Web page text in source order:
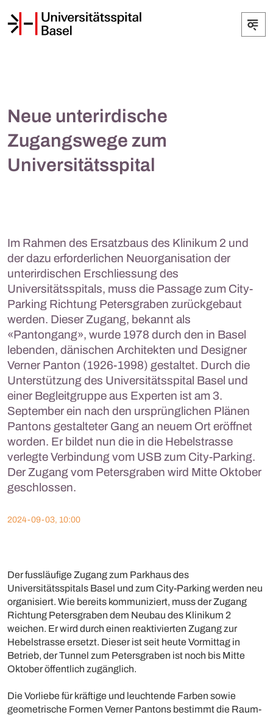
Neue unterirdische
Zugangswege zum
Universitätsspital
Im Rahmen des Ersatzbaus des Klinikum 2 und
der dazu erforderlichen Neuorganisation der
unterirdischen Erschliessung des
Universitätsspitals, muss die Passage zum City-
Parking Richtung Petersgraben zurückgebaut
werden. Dieser Zugang, bekannt als
«Pantongang», wurde 1978 durch den in Basel
lebenden, dänischen Architekten und Designer
Verner Panton (1926-1998) gestaltet. Durch die
Unterstützung des Universitätsspital Basel und
einer Begleitgruppe aus Experten ist am 3.
September ein nach den ursprünglichen Plänen
Pantons gestalteter Gang an neuem Ort eröffnet
worden. Er bildet nun die in die Hebelstrasse
verlegte Verbindung vom USB zum City-Parking.
Der Zugang vom Petersgraben wird Mitte Oktober
geschlossen.
2024-09-03, 10:00
Der fussläufige Zugang zum Parkhaus des
Universitätsspitals Basel und zum City-Parking werden neu
organisiert. Wie bereits kommuniziert, muss der Zugang
Richtung Petersgraben dem Neubau des Klinikum 2
weichen. Er wird durch einen reaktivierten Zugang zur
Hebelstrasse ersetzt. Dieser ist seit heute Vormittag in
Betrieb, der Tunnel zum Petersgraben ist noch bis Mitte
Oktober öffentlich zugänglich.
Die Vorliebe für kräftige und leuchtende Farben sowie
geometrische Formen Verner Pantons bestimmt die Raum-